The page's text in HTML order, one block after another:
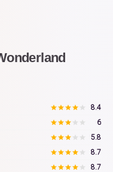
8.4
6
5.8
8.7
8.7